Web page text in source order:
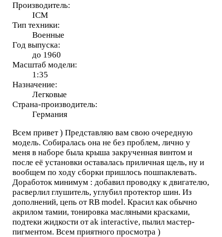
Производитель:
ICM
Тип техники:
Военные
Год выпуска:
до 1960
Масштаб модели:
1:35
Назначение:
Легковые
Страна-производитель:
Германия
Всем привет ) Представляю вам свою очередную
модель. Собиралась она не без проблем, лично у
меня в наборе была крыша закрученная винтом и
после её установки оставалась приличная щель, ну и
вообщем по ходу сборки пришлось пошпаклевать.
Доработок минимум : добавил проводку к двигателю,
расверлил глушитель, углубил протектор шин. Из
дополнений, цепь от RB model. Красил как обычно
акрилом тамии, тонировка масляными красками,
подтеки жидкости от ak interactive, пылил мастер-
пигментом. Всем приятного просмотра )